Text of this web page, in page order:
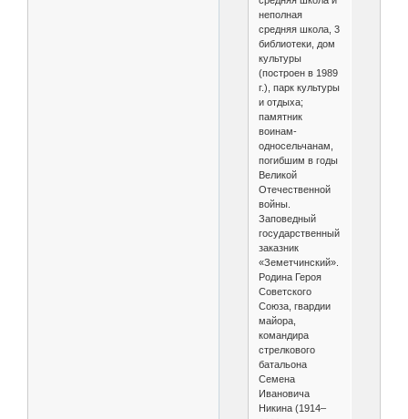
неполная
средняя школа, 3
библиотеки, дом
культуры
(построен в 1989
г.), парк культуры
и отдыха;
памятник
воинам-
односельчанам,
погибшим в годы
Великой
Отечественной
войны.
Заповедный
государственный
заказник
«Земетчинский».
Родина Героя
Советского
Союза, гвардии
майора,
командира
стрелкового
батальона
Семена
Ивановича
Никина (1914–